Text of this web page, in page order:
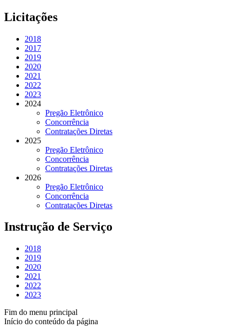
Licitações
2018
2017
2019
2020
2021
2022
2023
2024
Pregão Eletrônico
Concorrência
Contratações Diretas
2025
Pregão Eletrônico
Concorrência
Contratações Diretas
2026
Pregão Eletrônico
Concorrência
Contratações Diretas
Instrução de Serviço
2018
2019
2020
2021
2022
2023
Fim do menu principal
Início do conteúdo da página